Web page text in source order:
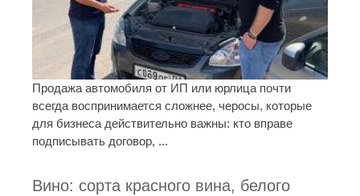
Продажа автомобиля от ИП или юрлица почти
всегда воспринимается сложнее, черосы, которые
для бизнеса действительно важны: кто вправе
подписывать договор, ...
Вино: сорта красного вина, белого